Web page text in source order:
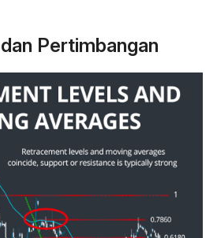
Pertimbangan